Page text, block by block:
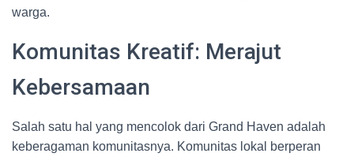
warga.
Komunitas Kreatif: Merajut
Kebersamaan
Salah satu hal yang mencolok dari Grand Haven adalah
keberagaman komunitasnya. Komunitas lokal berperan